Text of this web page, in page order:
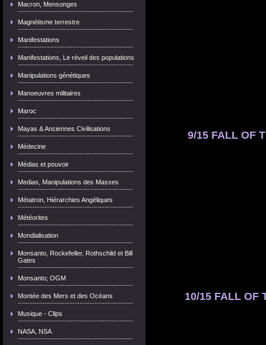
Macron, Mensonges
Magnétisme terrestre
Manifestations
Manifestations, Le réveil des populations
Manipulations génétiques
Manoeuvres militaires
Maroc
Mayas & Anciennes Civilisations
Médecine
Médias et pouvoir
Medias, Manipulations des Masses
Métatron, Hiérarchies Angéliques
Météorites
Mondialisation
Monsanto, Rockefeller, Rothschild et Bill
Gates
Monsanto; OGM
Montée des Mers et des Océans
Musique - Clips
NASA, NSA
9/15 FALL OF
10/15 FALL OF